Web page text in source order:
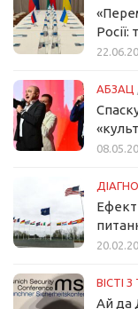
Росії:
АБЗАЦ
Ефект
ВІСТІ
Ай да